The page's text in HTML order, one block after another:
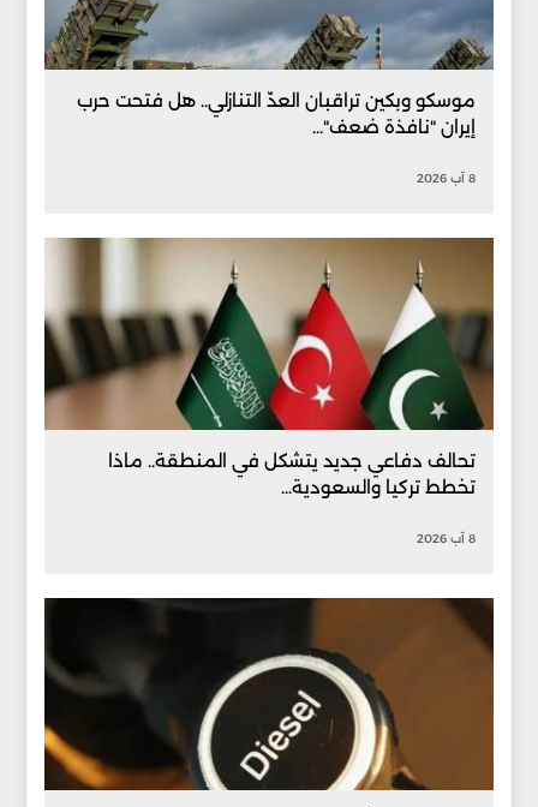
موسكو وبكين تراقبان العدّ التنازلي.. هل فتحت حرب
إيران "نافذة ضعف"...
8 آب 2026
تحالف دفاعي جديد يتشكل في المنطقة.. ماذا
تخطط تركيا والسعودية...
8 آب 2026